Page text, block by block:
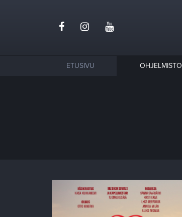
ETUSIVU OHJELMISTO